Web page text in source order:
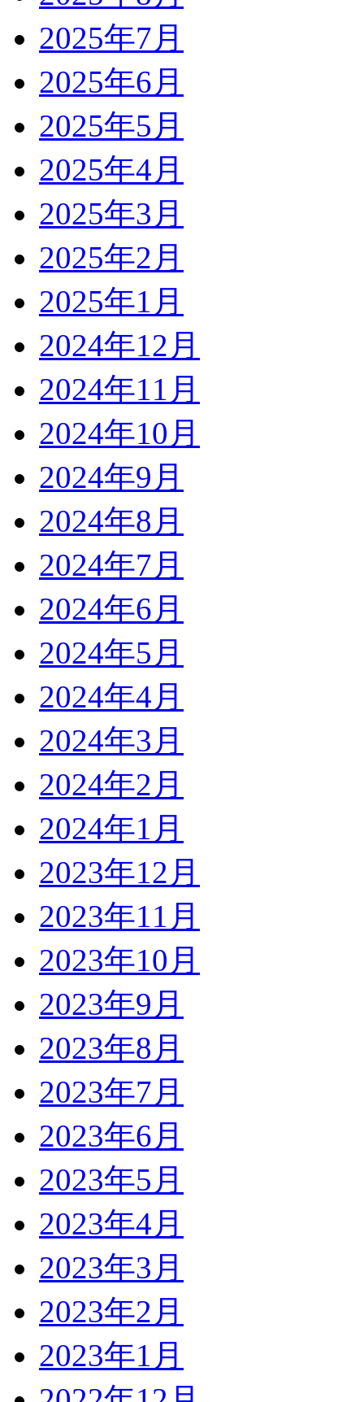
2025年7月
2025年6月
2025年5月
2025年4月
2025年3月
2025年2月
2025年1月
2024年12月
2024年11月
2024年10月
2024年9月
2024年8月
2024年7月
2024年6月
2024年5月
2024年4月
2024年3月
2024年2月
2024年1月
2023年12月
2023年11月
2023年10月
2023年9月
2023年8月
2023年7月
2023年6月
2023年5月
2023年4月
2023年3月
2023年2月
2023年1月